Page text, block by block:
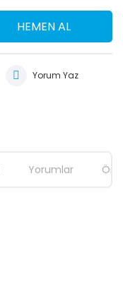
HEMEN AL
Yorum Yaz
Yorumlar